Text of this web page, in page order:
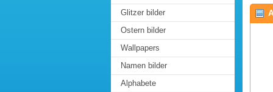
Glitzer bilder
Ostern bilder
Wallpapers
Namen bilder
Alphabete